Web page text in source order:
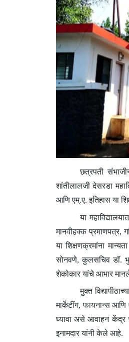
छत्रपती
शांतीलालजी देसरडा
आणि एम्.ए. इतिहास या
या
मानवीहक्क प्रमाणपत्र,
या शिक्षणक्रमांना
सोनवणे, कुलसचिव डॉ.
शेकोकार यांचे आभार
मुक्त
मार्केटींग, फायनान्स
घ्यावा असे आवाहन केंद्र
इनामदार यांनी केले आहे.